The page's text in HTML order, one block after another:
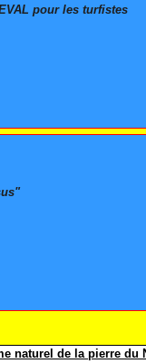
naturel de la pierre
pour les turfistes